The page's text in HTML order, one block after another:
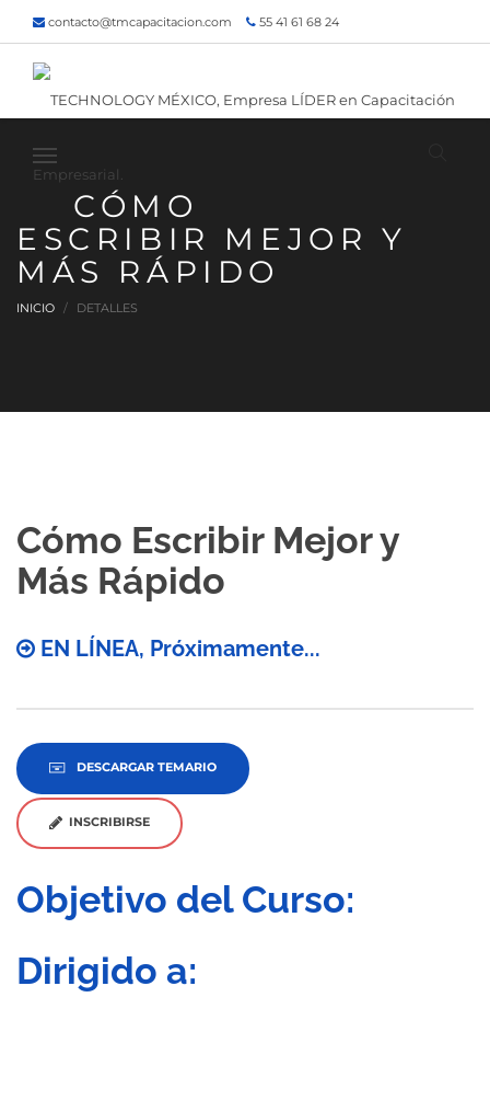
contacto@tmcapacitacion.com 55 41 61 68 24
55 47 60 80 49
Inicio ¿Quiénes somos? Contacto
¡Siguenos!
CÓMO
ESCRIBIR MEJOR Y
MÁS RÁPIDO
INICIO DETALLES
Cómo Escribir Mejor y
Más Rápido
EN LÍNEA, Próximamente...
DESCARGAR TEMARIO
INSCRIBIRSE
Objetivo del Curso:
Dirigido a: